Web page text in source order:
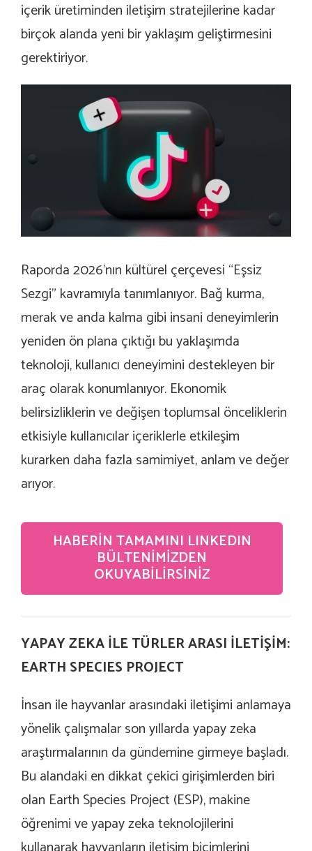
içerik üretiminden iletişim stratejilerine kadar
birçok alanda yeni bir yaklaşım geliştirmesini
gerektiriyor.
Raporda 2026’nın kültürel çerçevesi “Eşsiz
Sezgi” kavramıyla tanımlanıyor. Bağ kurma,
merak ve anda kalma gibi insani deneyimlerin
yeniden ön plana çıktığı bu yaklaşımda
teknoloji, kullanıcı deneyimini destekleyen bir
araç olarak konumlanıyor. Ekonomik
belirsizliklerin ve değişen toplumsal önceliklerin
etkisiyle kullanıcılar içeriklerle etkileşim
kurarken daha fazla samimiyet, anlam ve değer
arıyor.
HABERIN TAMAMINI LINKEDIN
BÜLTENIMIZDEN
OKUYABILIRSINIZ
YAPAY ZEKA İLE TÜRLER ARASI İLETİŞİM:
EARTH SPECIES PROJECT
İnsan ile hayvanlar arasındaki iletişimi anlamaya
yönelik çalışmalar son yıllarda yapay zeka
araştırmalarının da gündemine girmeye başladı.
Bu alandaki en dikkat çekici girişimlerden biri
olan Earth Species Project (ESP), makine
öğrenimi ve yapay zeka teknolojilerini